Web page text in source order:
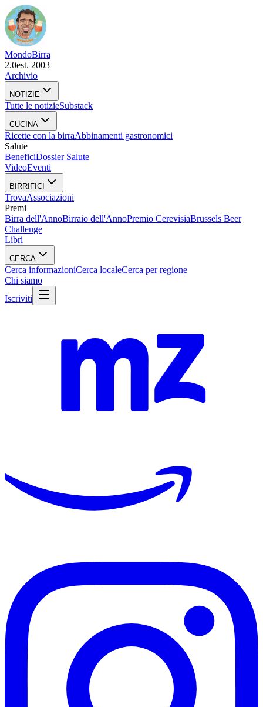
MondoBirra
2.0est. 2003
Archivio
NOTIZIE
Tutte le notizieSubstack
CUCINA
Ricette con la birraAbbinamenti gastronomici
Salute
BeneficiDossier Salute
VideoEventi
BIRRIFICI
TrovaAssociazioni
Premi
Birra dell'AnnoBirraio dell'AnnoPremio CerevisiaBrussels Beer
Challenge
Libri
CERCA
Cerca informazioniCerca localeCerca per regione
Chi siamo
Iscriviti